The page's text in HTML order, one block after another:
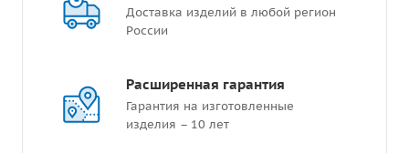
Доставка изделий в любой регион
России
Расширенная гарантия
Гарантия на изготовленные
изделия – 10 лет